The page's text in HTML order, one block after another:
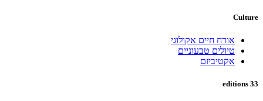
Culture
אורח חיים אקולוגי
טיולים טבעוניים
אקטיביזם
33 editions